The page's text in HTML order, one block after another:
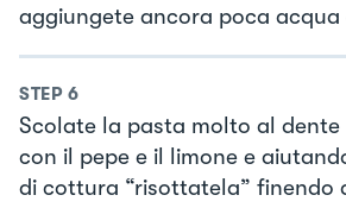
aggiungete ancora poca
STEP 6
Scolate la pasta molto al
con il pepe e il limone e
di cottura “risottatela” finendo